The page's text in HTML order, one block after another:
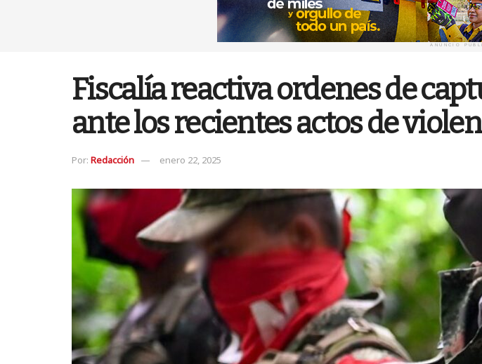
ANUNCIO
Fiscalía reactiva ordenes de
ante los recientes actos de
Por: Redacción enero 22, 2025